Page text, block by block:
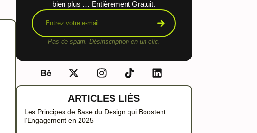
bien plus … Entièrement Gratuit.
Pas de spam. Désinscription en un clic.
ARTICLES LIÉS
Les Principes de Base du Design qui Boostent
l’Engagement en 2025